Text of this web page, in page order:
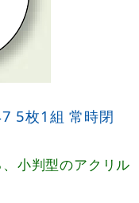
5枚1組 常時閉
小判型のアクリル